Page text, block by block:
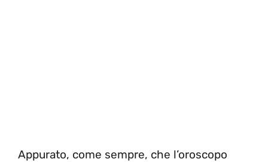
Appurato, come sempre, che l’oroscopo